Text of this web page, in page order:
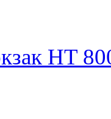
HT